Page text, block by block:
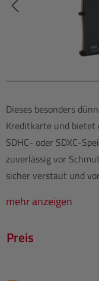
Dieses besonders
Kreditkarte und bietet
SDHC- oder SDXC-
zuverlässig vor
sicher verstaut und
mehr anzeigen
Preis